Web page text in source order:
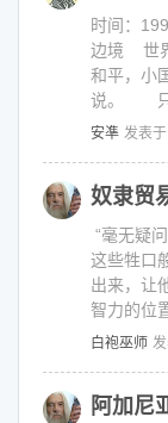
时间：
边境 世
和平，小
说。 只
安凖 发表于
奴隶贸
“毫无疑
这些牲口
出来，让
智力的位
白袍巫师
阿加尼